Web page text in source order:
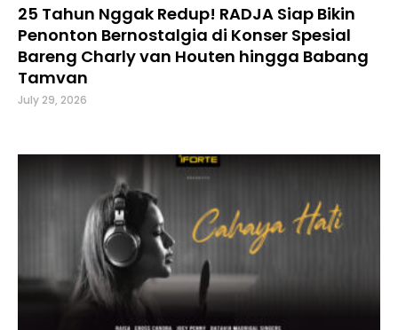
25 Tahun Nggak Redup! RADJA Siap Bikin
Penonton Bernostalgia di Konser Spesial
Bareng Charly van Houten hingga Babang
Tamvan
July 29, 2026